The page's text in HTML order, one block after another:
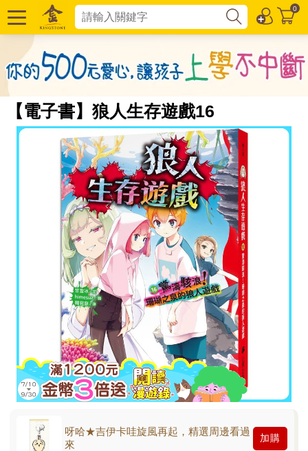
0
【電子書】狼人生存遊戲16
呀哈★吉伊卡哇旋風再起，精選周邊看過
來
加購